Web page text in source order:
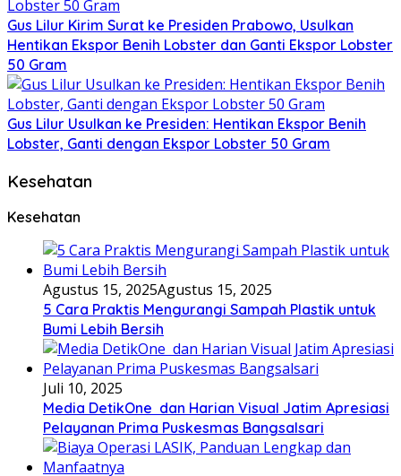
Gus Lilur Kirim Surat ke Presiden Prabowo, Usulkan
Hentikan Ekspor Benih Lobster dan Ganti Ekspor Lobster
50 Gram
Gus Lilur Usulkan ke Presiden: Hentikan Ekspor Benih
Lobster, Ganti dengan Ekspor Lobster 50 Gram
Kesehatan
Kesehatan
Agustus 15, 2025Agustus 15, 2025
5 Cara Praktis Mengurangi Sampah Plastik untuk
Bumi Lebih Bersih
Juli 10, 2025
Media DetikOne dan Harian Visual Jatim Apresiasi
Pelayanan Prima Puskesmas Bangsalsari